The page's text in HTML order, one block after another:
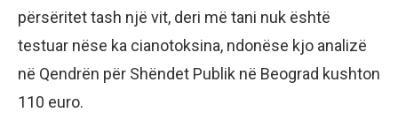
përsëritet tash një vit, deri më tani nuk është
testuar nëse ka cianotoksina, ndonëse kjo analizë
në Qendrën për Shëndet Publik në Beograd kushton
110 euro.